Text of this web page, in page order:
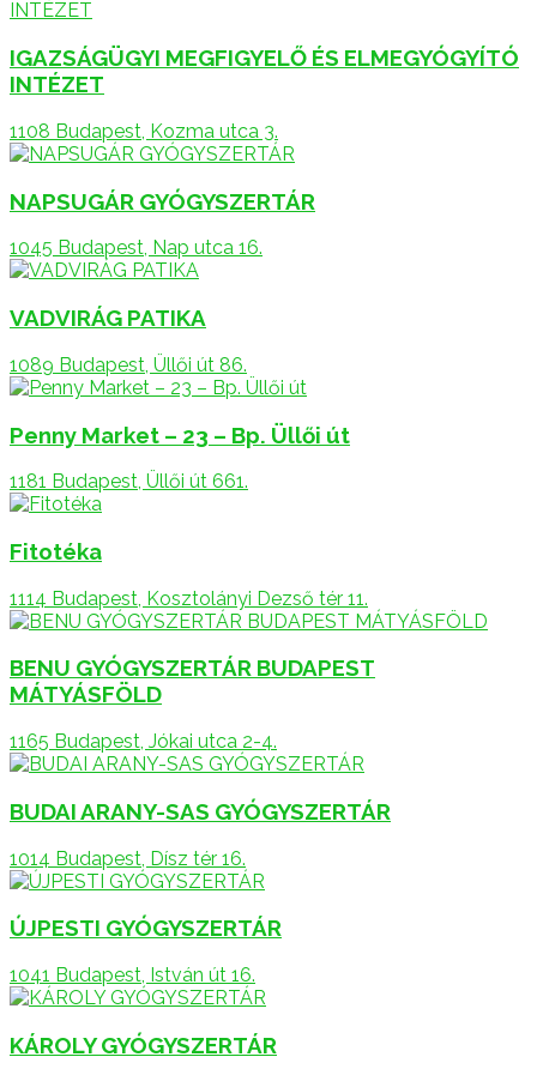
IGAZSÁGÜGYI MEGFIGYELŐ ÉS ELMEGYÓGYÍTÓ
INTÉZET
1108 Budapest, Kozma utca 3.
NAPSUGÁR GYÓGYSZERTÁR
1045 Budapest, Nap utca 16.
VADVIRÁG PATIKA
1089 Budapest, Üllői út 86.
Penny Market – 23 – Bp. Üllői út
1181 Budapest, Üllői út 661.
Fitotéka
1114 Budapest, Kosztolányi Dezső tér 11.
BENU GYÓGYSZERTÁR BUDAPEST
MÁTYÁSFÖLD
1165 Budapest, Jókai utca 2-4.
BUDAI ARANY-SAS GYÓGYSZERTÁR
1014 Budapest, Dísz tér 16.
ÚJPESTI GYÓGYSZERTÁR
1041 Budapest, István út 16.
KÁROLY GYÓGYSZERTÁR